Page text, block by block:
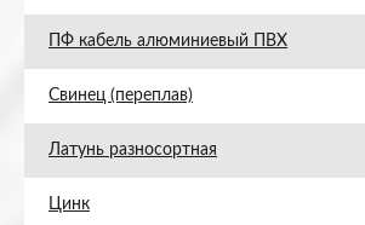
ПФ кабель алюминиевый ПВХ
Свинец (переплав)
Латунь разносортная
Цинк